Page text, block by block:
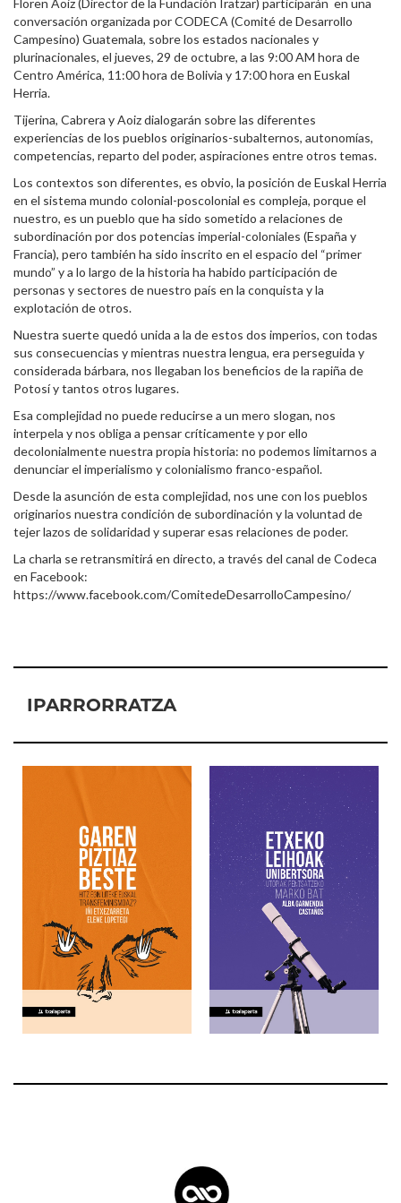
conversación organizada por CODECA (Comité de Desarrollo
Campesino) Guatemala, sobre los estados nacionales y
plurinacionales, el jueves, 29 de octubre, a las 9:00 AM hora de
Centro América, 11:00 hora de Bolivia y 17:00 hora en Euskal
Herria.
Tijerina, Cabrera y Aoiz dialogarán sobre las diferentes
experiencias de los pueblos originarios-subalternos, autonomías,
competencias, reparto del poder, aspiraciones entre otros temas.
Los contextos son diferentes, es obvio, la posición de Euskal Herria
en el sistema mundo colonial-poscolonial es compleja, porque el
nuestro, es un pueblo que ha sido sometido a relaciones de
subordinación por dos potencias imperial-coloniales (España y
Francia), pero también ha sido inscrito en el espacio del “primer
mundo” y a lo largo de la historia ha habido participación de
personas y sectores de nuestro país en la conquista y la
explotación de otros.
Nuestra suerte quedó unida a la de estos dos imperios, con todas
sus consecuencias y mientras nuestra lengua, era perseguida y
considerada bárbara, nos llegaban los beneficios de la rapiña de
Potosí y tantos otros lugares.
Esa complejidad no puede reducirse a un mero slogan, nos
interpela y nos obliga a pensar críticamente y por ello
decolonialmente nuestra propia historia: no podemos limitarnos a
denunciar el imperialismo y colonialismo franco-español.
Desde la asunción de esta complejidad, nos une con los pueblos
originarios nuestra condición de subordinación y la voluntad de
tejer lazos de solidaridad y superar esas relaciones de poder.
La charla se retransmitirá en directo, a través del canal de Codeca
en Facebook:
https://www.facebook.com/ComitedeDesarrolloCampesino/
IPARRORRATZA